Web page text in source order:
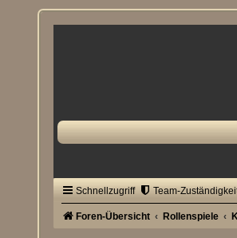
Schnellzugriff Team-
Foren-Übersicht Rollenspiele